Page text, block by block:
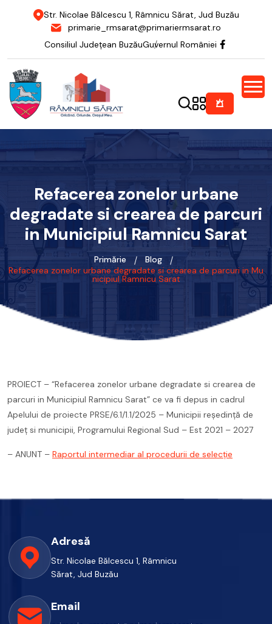
Str. Nicolae Bălcescu 1, Râmnicu Sărat, Jud Buzău
primarie_rmsarat@primariermsarat.ro
Consiliul Județean BuzăuGuvernul României
Refacerea zonelor urbane
degradate si crearea de parcuri
in Municipiul Ramnicu Sarat
Primărie
Blog
Refacerea zonelor urbane degradate si crearea de parcuri in Mu
nicipiul Ramnicu Sarat
PROIECT – “Refacerea zonelor urbane degradate si crearea de
parcuri in Municipiul Ramnicu Sarat” ce va fi depus in cadrul
Apelului de proiecte PRSE/6.1/1.1/2025 – Municipii reşedinţă de
judeţ si municipii, Programului Regional Sud – Est 2021 – 2027
– ANUNT – Raportul intermediar al procedurii de selecție
Adresă
Str. Nicolae Bălcescu 1, Râmnicu
Sărat, Jud Buzău
Email